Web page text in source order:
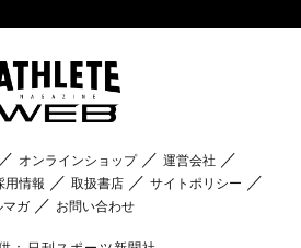
オンラインショップ
運営会社
用情報 取扱書店
サイトポリシー
マガ
お問い合わせ